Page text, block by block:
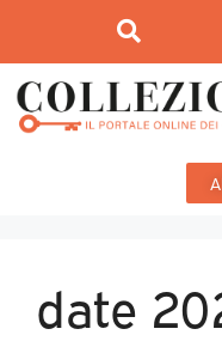
date